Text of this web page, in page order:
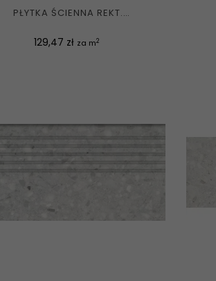
PŁYTKA ŚCIENNA REKT.
Cena
129,47 zł za m2